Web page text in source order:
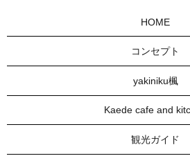
HOME
コンセプト
yakiniku楓
Kaede cafe and
観光ガイド